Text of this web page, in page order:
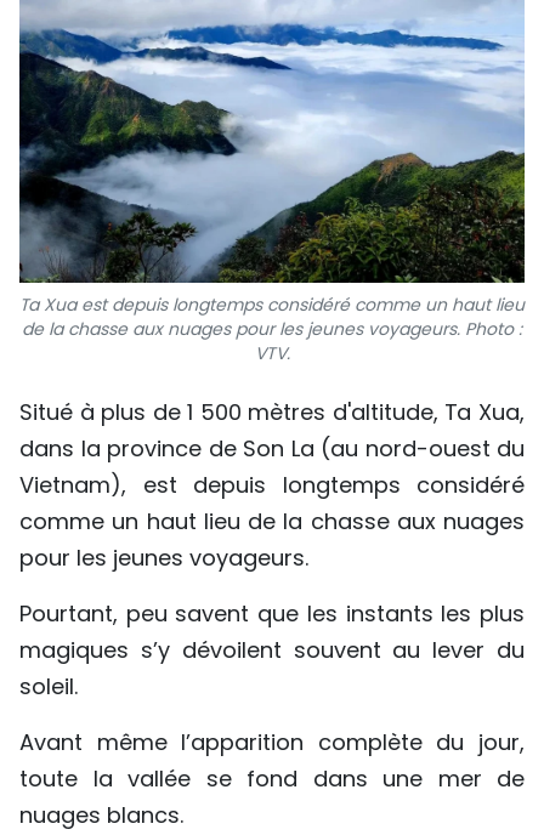
Ta Xua est depuis longtemps considéré comme un haut lieu
de la chasse aux nuages pour les jeunes voyageurs. Photo :
VTV.
Situé à plus de 1 500 mètres d'altitude, Ta Xua,
dans la province de Son La (au nord-ouest du
Vietnam), est depuis longtemps considéré
comme un haut lieu de la chasse aux nuages
pour les jeunes voyageurs.
Pourtant, peu savent que les instants les plus
magiques s’y dévoilent souvent au lever du
soleil.
Avant même l’apparition complète du jour,
toute la vallée se fond dans une mer de
nuages ​​blancs.